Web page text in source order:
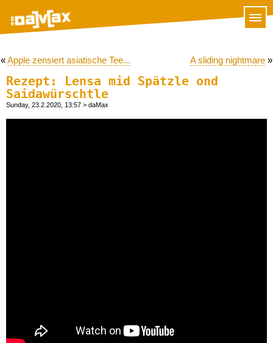
«Apple zensiert asiatische Tee... A sliding nightmare »
Rezept: Lensa mid Spätzle ond
Saidawürschtle
Sunday, 23.2.2020, 13:57 > daMax